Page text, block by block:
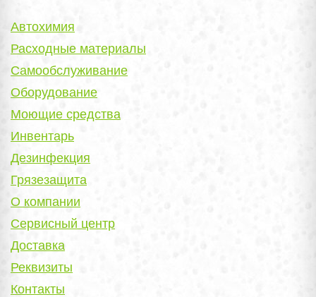
Автохимия
Расходные материалы
Самообслуживание
Оборудование
Моющие средства
Инвентарь
Дезинфекция
Грязезащита
О компании
Сервисный центр
Доставка
Реквизиты
Контакты